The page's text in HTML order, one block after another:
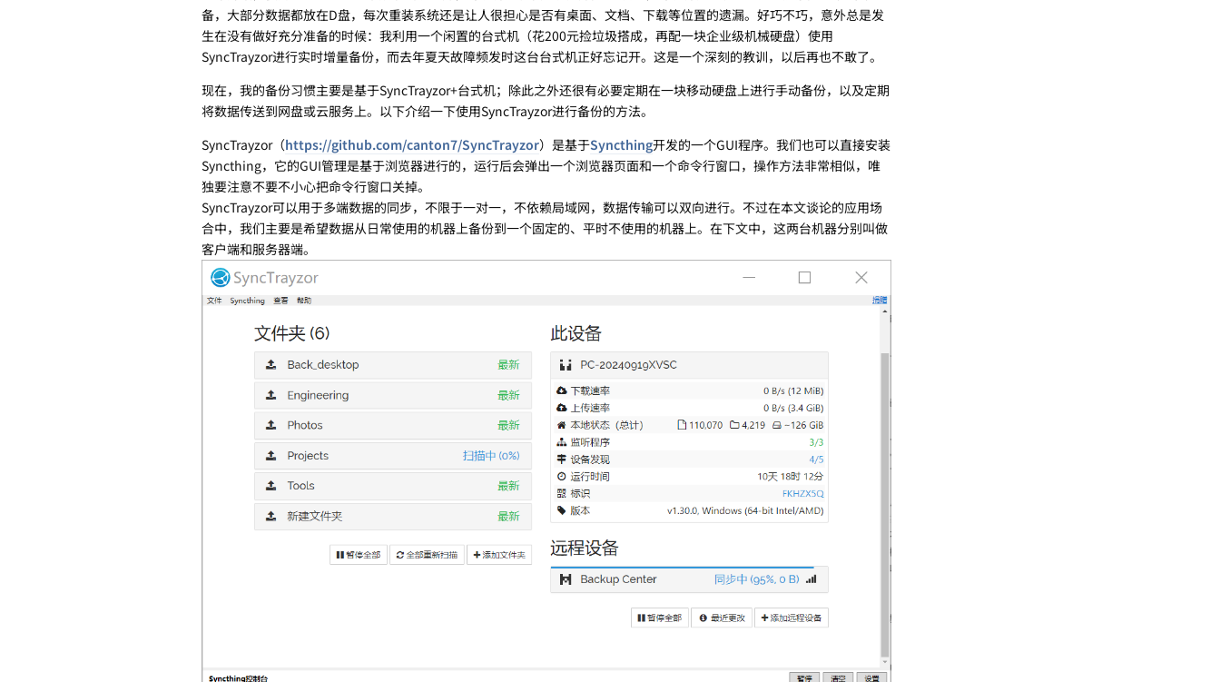
备，大部分数据都放在D盘，每次重装系统还是让人很担心是否有桌面、文档、下载等位置的遗漏。好巧不巧，意外总是发
生在没有做好充分准备的时候：我利用一个闲置的台式机（花200元捡垃圾搭成，再配一块企业级机械硬盘）使用
SyncTrayzor进行实时增量备份，而去年夏天故障频发时这台台式机正好忘记开。这是一个深刻的教训，以后再也不敢了。
现在，我的备份习惯主要是基于SyncTrayzor+台式机；除此之外还很有必要定期在一块移动硬盘上进行手动备份，以及定期
将数据传送到网盘或云服务上。以下介绍一下使用SyncTrayzor进行备份的方法。
SyncTrayzor（https://github.com/canton7/SyncTrayzor）是基于Syncthing开发的一个GUI程序。我们也可以直接安装
Syncthing，它的GUI管理是基于浏览器进行的，运行后会弹出一个浏览器页面和一个命令行窗口，操作方法非常相似，唯
独要注意不要不小心把命令行窗口关掉。
SyncTrayzor可以用于多端数据的同步，不限于一对一，不依赖局域网，数据传输可以双向进行。不过在本文谈论的应用场
合中，我们主要是希望数据从日常使用的机器上备份到一个固定的、平时不使用的机器上。在下文中，这两台机器分别叫做
客户端和服务器端。